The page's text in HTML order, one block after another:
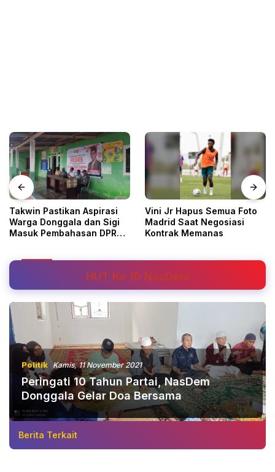
Takwin Pastikan Aspirasi
Warga Donggala dan Sigi
Masuk Pembahasan DPRD
Vini Jr Hapus Semua Foto
Madrid Saat Negosiasi
Kontrak Memanas
HUT Ke 10 NasDem
Politik Kamis, 11 November 2021
Peringati 10 Tahun Partai, NasDem
Donggala Gelar Doa Bersama
Berita Terkait